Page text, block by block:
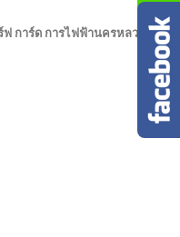
การ์ด การไฟฟ้านครหลวง